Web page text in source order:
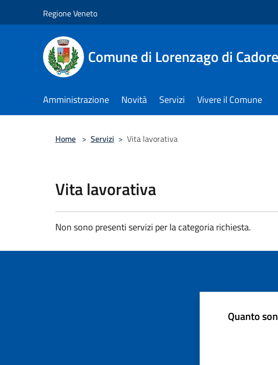
Regione Veneto
Comune di Lorenzago di Cadore
Amministrazione Novità Servizi Vivere il Comune
Home > Servizi > Vita lavorativa
Vita lavorativa
Non sono presenti servizi per la categoria richiesta.
Quanto